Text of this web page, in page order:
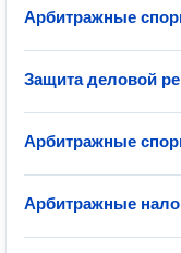
Арбитражные
Защита деловой
Арбитражные
Арбитражные